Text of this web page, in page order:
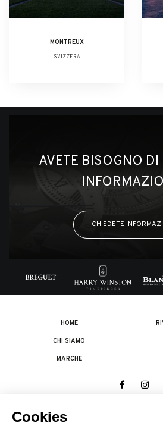
MONTREUX
SVIZZERA
AVETE BISOGNO DI
CHIEDETE
HOME
CHI SIAMO
MARCHE